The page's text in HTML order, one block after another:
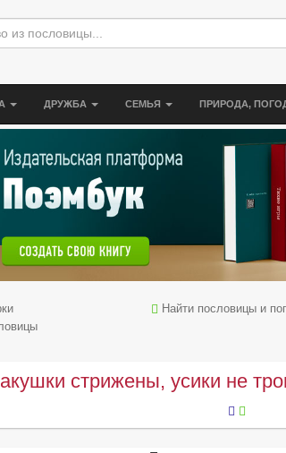
ДРУЖБА СЕМЬЯ ПРИРОДА,
Найти пословицы и
стрижены, усики не